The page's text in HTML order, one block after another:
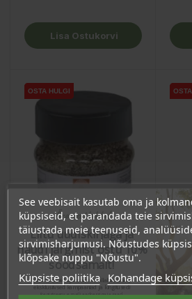
Lisa Ostukorvi
OSTA HULGI
OSTA HULGI
See veebisait kasutab oma ja
küpsiseid, et parandada teie
täiustada meie teenuseid,
sirvimisharjumusi. Nõustudes
klõpsake nuppu "Nõustu".
Küpsiste poliitika Kohandage
Ära veel lahku!
Liitu uudiskirjaga ja
naudi järgmist ostu 10%
soodsamalt!
Sind ootavad spetsiaalsed allahindlused,
eksklusiivsed kampaaniad ja kingitused!
Registreeru e-maili aadressiga ja saad